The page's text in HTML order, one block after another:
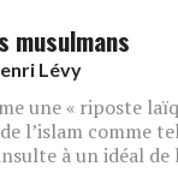
musulmans
Lévy
une « riposte
l’islam comme
à un idéal